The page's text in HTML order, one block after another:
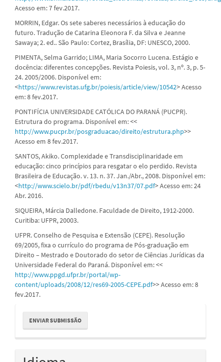
Acesso em: 7 fev.2017.
MORRIN, Edgar. Os sete saberes necessários à educação do
futuro. Tradução de Catarina Eleonora F. da Silva e Jeanne
Sawaya; 2. ed.. São Paulo: Cortez, Brasília, DF: UNESCO, 2000.
PIMENTA, Selma Garrido; LIMA, Maria Socorro Lucena. Estágio e
docência: diferentes concepções. Revista Poiesis, vol. 3, nº. 3, p. 5-
24. 2005/2006. Disponível em:
<https://www.revistas.ufg.br/poiesis/article/view/10542> Acesso
em: 8 fev.2017.
PONTIFÍCIA UNIVERSIDADE CATÓLICA DO PARANÁ (PUCPR).
Estrutura do programa. Disponível em: <<
http://www.pucpr.br/posgraduacao/direito/estrutura.php>>
Acesso em 8 fev.2017.
SANTOS, Akiko. Complexidade e Transdisciplinaridade em
educação: cinco princípios para resgatar o elo perdido. Revista
Brasileira de Educação. v. 13. n. 37. Jan./Abr., 2008. Disponível em:
<http://www.scielo.br/pdf/rbedu/v13n37/07.pdf> Acesso em: 24
Abr. 2016.
SIQUEIRA, Márcia Dalledone. Faculdade de Direito, 1912-2000.
Curitiba: UFPR, 20003.
UFPR. Conselho de Pesquisa e Extensão (CEPE). Resolução
69/2005, fixa o currículo do programa de Pós-graduação em
Direito – Mestrado e Doutorado do setor de Ciências Jurídicas da
Universidade Federal do Paraná. Disponível em: <<
http://www.ppgd.ufpr.br/portal/wp-
content/uploads/2008/12/res69-2005-CEPE.pdf>> Acesso em: 8
fev.2017.
Enviar
Submissão
ENVIAR SUBMISSÃO